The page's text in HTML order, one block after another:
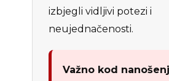
izbjegli vidljivi potezi i
neujednačenosti.
Važno kod